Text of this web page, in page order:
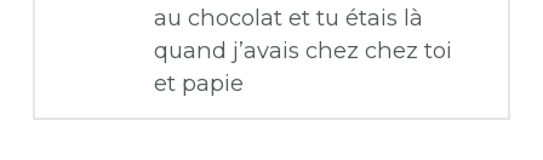
au chocolat et tu étais là
quand j’avais chez chez toi
et papie